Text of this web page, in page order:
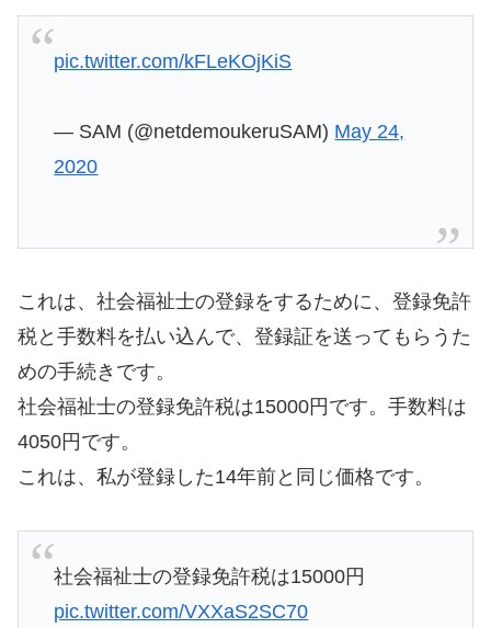
pic.twitter.com/kFLeKOjKiS
— SAM (@netdemoukeruSAM) May 24,
2020
これは、社会福祉士の登録をするために、登録免許
税と手数料を払い込んで、登録証を送ってもらうた
めの手続きです。
社会福祉士の登録免許税は15000円です。手数料は
4050円です。
これは、私が登録した14年前と同じ価格です。
社会福祉士の登録免許税は15000円
pic.twitter.com/VXXaS2SC70